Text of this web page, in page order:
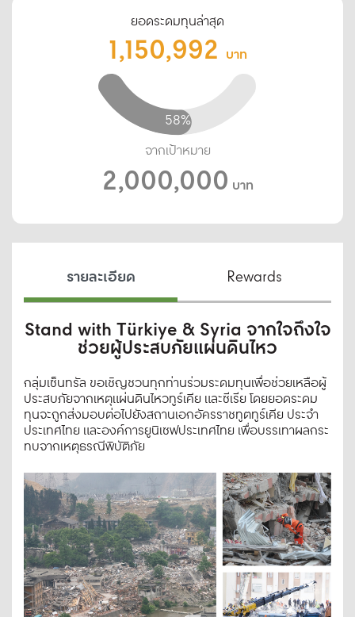
ยอดระดมทุนล่าสุด
1,150,992 บาท
58%
จากเป้าหมาย
2,000,000 บาท
รายละเอียด Rewards
Stand with Türkiye & Syria จากใจถึงใจ
ช่วยผู้ประสบภัยแผ่นดินไหว
กลุ่มเซ็นทรัล ขอเชิญชวนทุกท่านร่วมระดมทุนเพื่อช่วยเหลือผู้
ประสบภัยจากเหตุแผ่นดินไหวทูร์เคีย และซีเรีย โดยยอดระดม
ทุนจะถูกส่งมอบต่อไปยังสถานเอกอัครราชทูตทูร์เคีย ประจำ
ประเทศไทย และองค์การยูนิเซฟประเทศไทย เพื่อบรรเทาผลกระ
ทบจากเหตุธรณีพิบัติภัย